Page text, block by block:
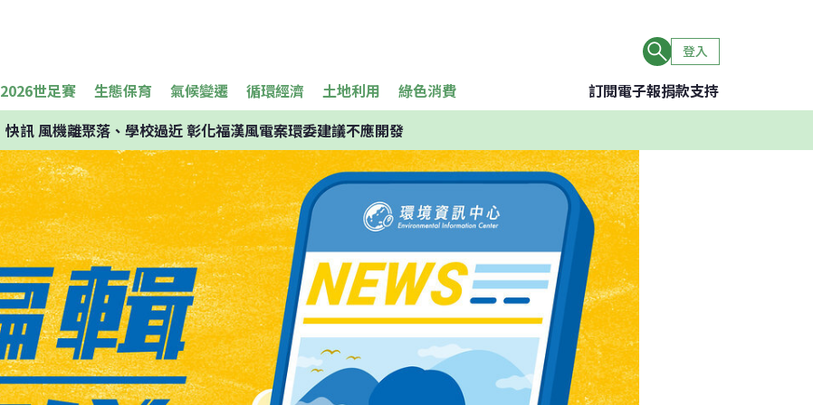
登入
2026世足賽 生態保育 氣候變遷 循環經濟 土地利用 綠色消費 訂閱電子報捐款支持
快訊風機離聚落、學校過近 彰化福漢風電案環委建議不應開發